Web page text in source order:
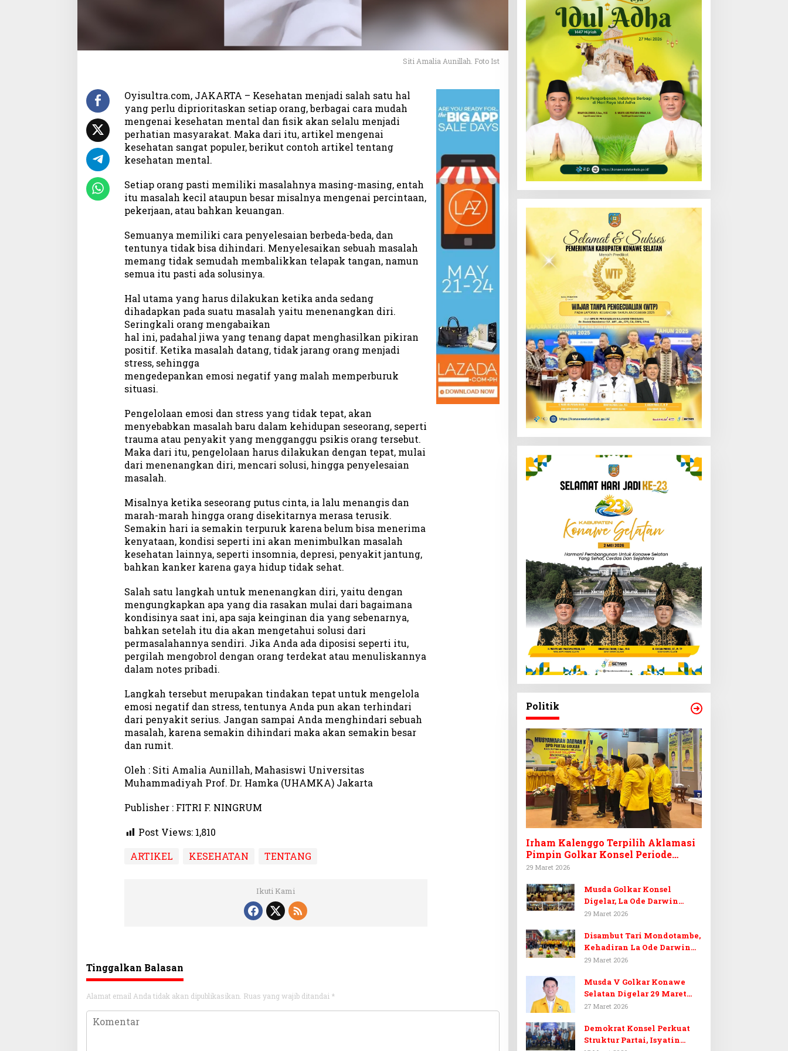
e
a
t
n
Siti Amalia Aunillah. Foto Ist
Oyisultra.com, JAKARTA – Kesehatan menjadi salah satu hal
yang perlu diprioritaskan setiap orang, berbagai cara mudah
mengenai kesehatan mental dan fisik akan selalu menjadi
perhatian masyarakat. Maka dari itu, artikel mengenai
kesehatan sangat populer, berikut contoh artikel tentang
kesehatan mental.
Setiap orang pasti memiliki masalahnya masing-masing, entah
itu masalah kecil ataupun besar misalnya mengenai percintaan,
pekerjaan, atau bahkan keuangan.
Semuanya memiliki cara penyelesaian berbeda-beda, dan
tentunya tidak bisa dihindari. Menyelesaikan sebuah masalah
memang tidak semudah membalikkan telapak tangan, namun
semua itu pasti ada solusinya.
Hal utama yang harus dilakukan ketika anda sedang
dihadapkan pada suatu masalah yaitu menenangkan diri.
Seringkali orang mengabaikan
hal ini, padahal jiwa yang tenang dapat menghasilkan pikiran
positif. Ketika masalah datang, tidak jarang orang menjadi
stress, sehingga
mengedepankan emosi negatif yang malah memperburuk
situasi.
Pengelolaan emosi dan stress yang tidak tepat, akan
menyebabkan masalah baru dalam kehidupan seseorang, seperti
trauma atau penyakit yang mengganggu psikis orang tersebut.
Maka dari itu, pengelolaan harus dilakukan dengan tepat, mulai
dari menenangkan diri, mencari solusi, hingga penyelesaian
masalah.
Misalnya ketika seseorang putus cinta, ia lalu menangis dan
marah-marah hingga orang disekitarnya merasa terusik.
Semakin hari ia semakin terpuruk karena belum bisa menerima
kenyataan, kondisi seperti ini akan menimbulkan masalah
kesehatan lainnya, seperti insomnia, depresi, penyakit jantung,
bahkan kanker karena gaya hidup tidak sehat.
Salah satu langkah untuk menenangkan diri, yaitu dengan
mengungkapkan apa yang dia rasakan mulai dari bagaimana
kondisinya saat ini, apa saja keinginan dia yang sebenarnya,
bahkan setelah itu dia akan mengetahui solusi dari
permasalahannya sendiri. Jika Anda ada diposisi seperti itu,
pergilah mengobrol dengan orang terdekat atau menuliskannya
dalam notes pribadi.
Langkah tersebut merupakan tindakan tepat untuk mengelola
emosi negatif dan stress, tentunya Anda pun akan terhindari
dari penyakit serius. Jangan sampai Anda menghindari sebuah
masalah, karena semakin dihindari maka akan semakin besar
dan rumit.
Oleh : Siti Amalia Aunillah, Mahasiswi Universitas
Muhammadiyah Prof. Dr. Hamka (UHAMKA) Jakarta
Publisher : FITRI F. NINGRUM
Post Views: 1,810
ARTIKEL
KESEHATAN TENTANG
Ikuti Kami
Tinggalkan Balasan
Alamat email Anda tidak akan dipublikasikan. Ruas yang wajib ditandai *
Politik
Irham Kalenggo Terpilih Aklamasi
Pimpin Golkar Konsel Periode
Ketiga
29 Maret 2026
Musda Golkar Konsel
Digelar, La Ode Darwin
Tekankan Soliditas Kader
Konawe Selatan
29 Maret 2026
Disambut Tari Mondotambe,
Kehadiran La Ode Darwin
Hangatkan Musda V Golkar
29 Maret 2026
Musda V Golkar Konawe
Selatan Digelar 29 Maret
2026, Dukungan Menguat
27 Maret 2026
Demokrat Konsel Perkuat
Struktur Partai, Isyatin